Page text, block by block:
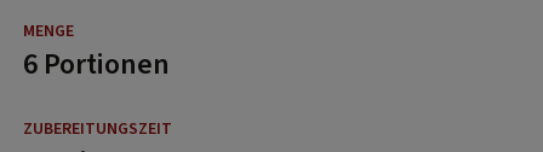
6 Portionen